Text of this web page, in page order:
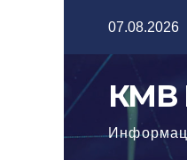
содержимому
07.08.2026
КМВ